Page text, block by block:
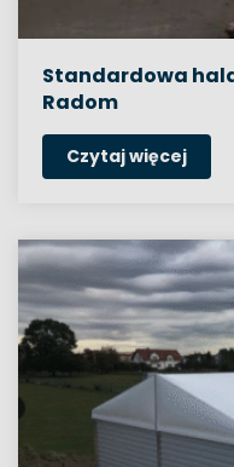
Standardowa hala
Radom
Czytaj więcej